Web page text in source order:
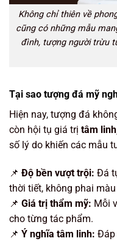
Không chỉ thiên về
cũng có những mẫu
đình, tượng người trừu
Tại sao tượng đá mỹ
Hiện nay, tượng đá
còn hội tụ giá trị tâm
số lý do khiến các mẫu
📌 Độ bền vượt trội: Đá
thời tiết, không phai
📌 Giá trị thẩm mỹ: Mỗi
cho từng tác phẩm.
📌 Ý nghĩa tâm linh: Đáp